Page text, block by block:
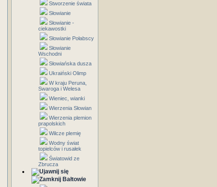
Stworzenie świata
Słowianie
Słowianie -
ciekawostki
Słowianie Połabscy
Słowianie
Wschodni
Słowiańska dusza
Ukraiński Olimp
W kraju Peruna,
Swaroga i Welesa
Wieniec, wianki
Wierzenia Słowian
Wierzenia plemion
prapolskich
Wilcze plemię
Wodny świat
topielców i rusałek
Światowid ze
Zbrucza
Bałtowie